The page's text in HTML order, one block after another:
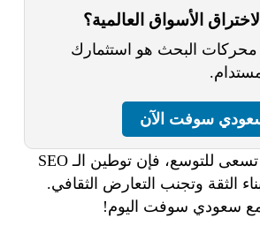
الأسواق العالمية؟
البحث هو استثمارك
سوفت الآن
إذا كنت تسعى للتوسع، فإن توطين الـ SEO
الثقة وتجنب التعارض الثقافي.
مع سعودي سوفت اليوم!